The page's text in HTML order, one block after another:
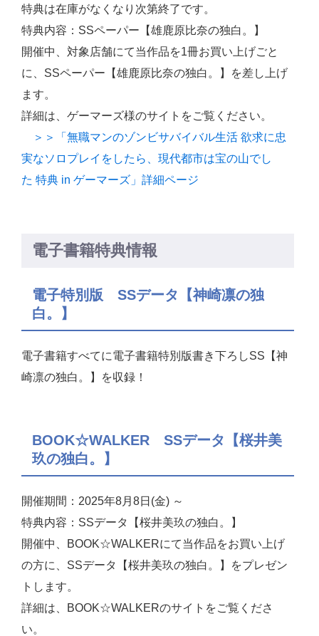
特典は在庫がなくなり次第終了です。
特典内容：SSペーパー【雄鹿原比奈の独白。】
開催中、対象店舗にて当作品を1冊お買い上げごと
に、SSペーパー【雄鹿原比奈の独白。】を差し上げ
ます。
詳細は、ゲーマーズ様のサイトをご覧ください。
＞＞「無職マンのゾンビサバイバル生活 欲求に忠
実なソロプレイをしたら、現代都市は宝の山でし
た 特典 in ゲーマーズ」詳細ページ
電子書籍特典情報
電子特別版 SSデータ【神崎凛の独
白。】
電子書籍すべてに電子書籍特別版書き下ろしSS【神
崎凛の独白。】を収録！
BOOK☆WALKER SSデータ【桜井美
玖の独白。】
開催期間：2025年8月8日(金) ～
特典内容：SSデータ【桜井美玖の独白。】
開催中、BOOK☆WALKERにて当作品をお買い上げ
の方に、SSデータ【桜井美玖の独白。】をプレゼン
トします。
詳細は、BOOK☆WALKERのサイトをご覧くださ
い。